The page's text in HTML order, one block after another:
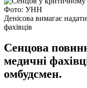
Фото: УНН
Денісова вимагає
фахівців
Сенцова
медичні
омбудсмен.